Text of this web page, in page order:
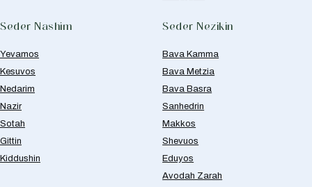
Seder Nashim
Yevamos
Kesuvos
Nedarim
Nazir
Sotah
Gittin
Kiddushin
Seder Nezikin
Bava Kamma
Bava Metzia
Bava Basra
Sanhedrin
Makkos
Shevuos
Eduyos
Avodah Zarah